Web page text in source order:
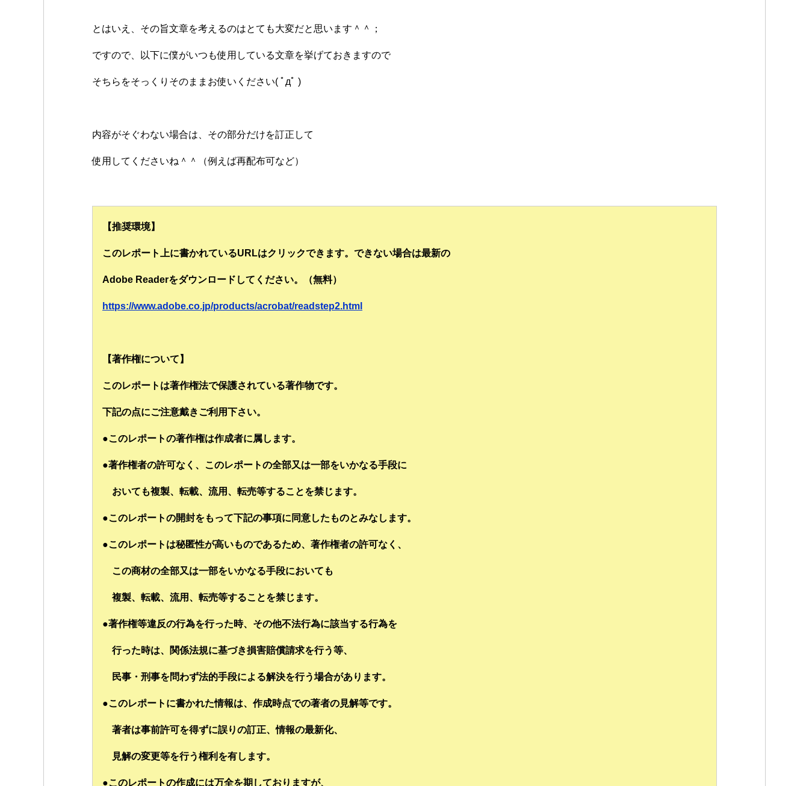
とはいえ、その旨文章を考えるのはとても大変だと思います＾＾；
ですので、以下に僕がいつも使用している文章を挙げておきますので
そちらをそっくりそのままお使いください( ﾟдﾟ )
内容がそぐわない場合は、その部分だけを訂正して
使用してくださいね＾＾（例えば再配布可など）
【推奨環境】
このレポート上に書かれているURLはクリックできます。できない場合は最新の
Adobe Readerをダウンロードしてください。（無料）
https://www.adobe.co.jp/products/acrobat/readstep2.html
【著作権について】
このレポートは著作権法で保護されている著作物です。
下記の点にご注意戴きご利用下さい。
●このレポートの著作権は作成者に属します。
●著作権者の許可なく、このレポートの全部又は一部をいかなる手段に
おいても複製、転載、流用、転売等することを禁じます。
●このレポートの開封をもって下記の事項に同意したものとみなします。
●このレポートは秘匿性が高いものであるため、著作権者の許可なく、
この商材の全部又は一部をいかなる手段においても
複製、転載、流用、転売等することを禁じます。
●著作権等違反の行為を行った時、その他不法行為に該当する行為を
行った時は、関係法規に基づき損害賠償請求を行う等、
民事・刑事を問わず法的手段による解決を行う場合があります。
●このレポートに書かれた情報は、作成時点での著者の見解等です。
著者は事前許可を得ずに誤りの訂正、情報の最新化、
見解の変更等を行う権利を有します。
●このレポートの作成には万全を期しておりますが、